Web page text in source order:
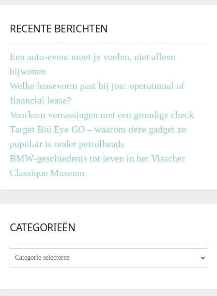
RECENTE BERICHTEN
Een auto-event moet je voelen, niet alleen
bijwonen
Welke leasevorm past bij jou: operational of
financial lease?
Voorkom verrassingen met een grondige check
Target Blu Eye GO – waarom deze gadget zo
populair is onder petrolheads
BMW-geschiedenis tot leven in het Visscher
Classique Museum
CATEGORIEËN